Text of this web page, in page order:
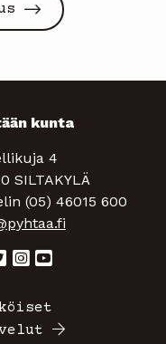
kunta
4
SILTAKYLÄ
(05) 46015 600